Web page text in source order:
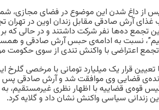
۲ روز پس از داغ شدن این موضوع در فضای مجازی،
غذای آرش صادقی مقابل زندان اوین در تهران
تجمع ده‌ها نفر شرکت داشتند و در حالی که
نسبت به ادامه‌ی حبس آرش صادقی و
تجمع اعتراضی با واکنش تندی از سوی حکومت
تعیین قرار یک میلیارد تومانی با مرخصی
قضایی وی موافقت شد و آرش صادقی پس
قوه‌ی قضاییه با اظهار نظری غیرمستقیم،
زندانی سیاسی واکنش نشان داد و گلایه کرد.